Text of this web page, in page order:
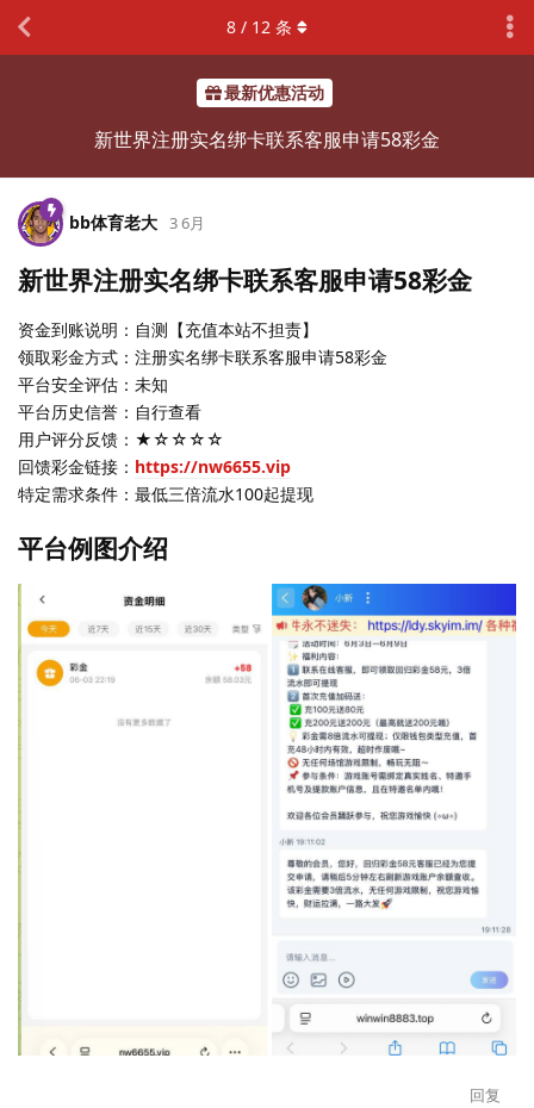
最新优惠活动
新世界注册实名绑卡联系客服申请58彩金
8 / 12 条
bb体育老大 3 6月
新世界注册实名绑卡联系客服申请58彩金
资金到账说明：自测【充值本站不担责】
领取彩金方式：注册实名绑卡联系客服申请58彩金
平台安全评估：未知
平台历史信誉：自行查看
用户评分反馈：★☆☆☆☆
回馈彩金链接： https://nw6655.vip
特定需求条件：最低三倍流水100起提现
平台例图介绍
回复